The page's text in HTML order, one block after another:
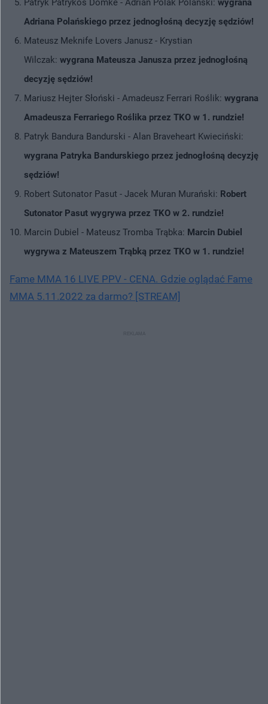
Patryk Patrykos Domke - Adrian Polak Polański: wygrana
Adriana Polańskiego przez jednogłośną decyzję sędziów!
Mateusz Meknife Lovers Janusz - Krystian
Wilczak: wygrana Mateusza Janusza przez jednogłośną
decyzję sędziów!
Mariusz Hejter Słoński - Amadeusz Ferrari Roślik: wygrana
Amadeusza Ferrariego Roślika przez TKO w 1. rundzie!
Patryk Bandura Bandurski - Alan Braveheart Kwieciński:
wygrana Patryka Bandurskiego przez jednogłośną decyzję
sędziów!
Robert Sutonator Pasut - Jacek Muran Murański: Robert
Sutonator Pasut wygrywa przez TKO w 2. rundzie!
Marcin Dubiel - Mateusz Tromba Trąbka: Marcin Dubiel
wygrywa z Mateuszem Trąbką przez TKO w 1. rundzie!
Fame MMA 16 LIVE PPV - CENA. Gdzie oglądać Fame
MMA 5.11.2022 za darmo? [STREAM]